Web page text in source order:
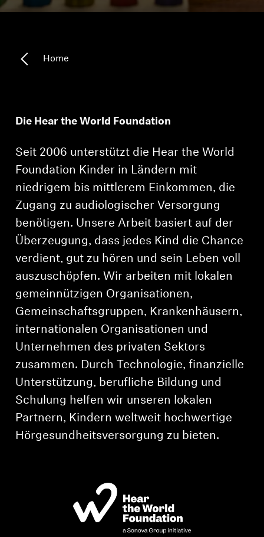
Original-Hörteile & Zubehör
Soundbars
AMBEO Soundbars und Subs
AMBEO entdecken
AMBEO Ersatzteile & Zubehör
Entdecken
Innovationen
Home
Die Hear the World Foundation
Seit 2006 unterstützt die Hear the World
Foundation Kinder in Ländern mit
niedrigem bis mittlerem Einkommen, die
Zugang zu audiologischer Versorgung
benötigen. Unsere Arbeit basiert auf der
Überzeugung, dass jedes Kind die Chance
verdient, gut zu hören und sein Leben voll
auszuschöpfen. Wir arbeiten mit lokalen
gemeinnützigen Organisationen,
Gemeinschaftsgruppen, Krankenhäusern,
internationalen Organisationen und
Unternehmen des privaten Sektors
zusammen. Durch Technologie, finanzielle
Unterstützung, berufliche Bildung und
Schulung helfen wir unseren lokalen
Partnern, Kindern weltweit hochwertige
Hörgesundheitsversorgung zu bieten.